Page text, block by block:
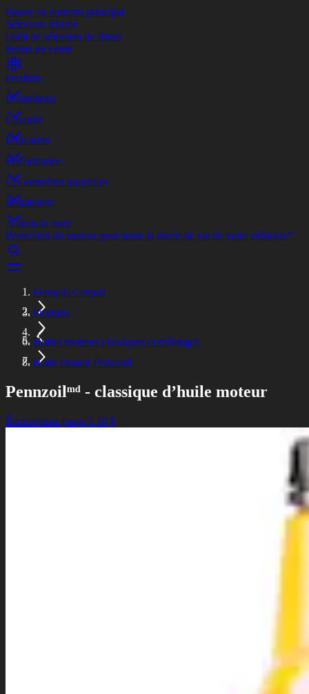
Passer au contenu principal
Sélecteur d'huile
Outil de sélection de filtres
Points de vente
Produits
Promotions
Garantie
Éducation
Performance
Les dernières nouvelles
Installateur
À nous la route
Protection du moteur pour toute la durée de vie de votre véhicule*
Français Canada
Produits
Huiles moteurs classiques et mélanges
Huile moteur Pennzoil
Pennzoilᵐᵈ - classique d’huile moteur
Économisez jusqu’à 10 $